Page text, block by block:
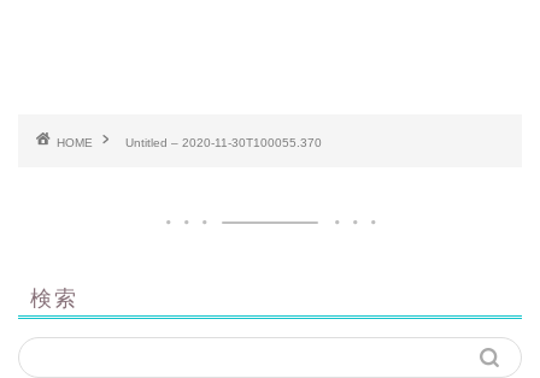
HOME Untitled – 2020-11-30T100055.370
検索